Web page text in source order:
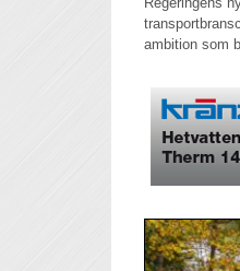
ambition som